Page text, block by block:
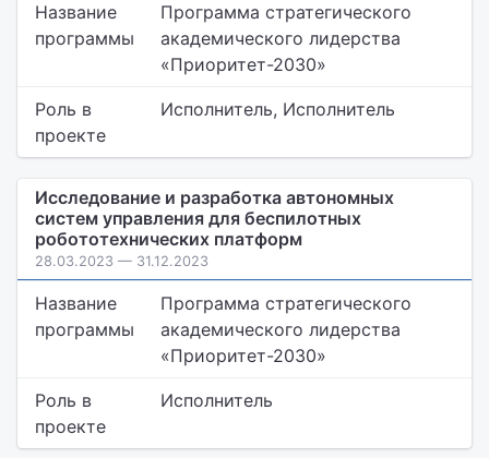
Название
программы
Программа стратегического
академического лидерства
«Приоритет-2030»
Роль в
проекте
Исполнитель, Исполнитель
Исследование и разработка автономных
систем управления для беспилотных
робототехнических платформ
28.03.2023 — 31.12.2023
Название
программы
Программа стратегического
академического лидерства
«Приоритет-2030»
Роль в
проекте
Исполнитель